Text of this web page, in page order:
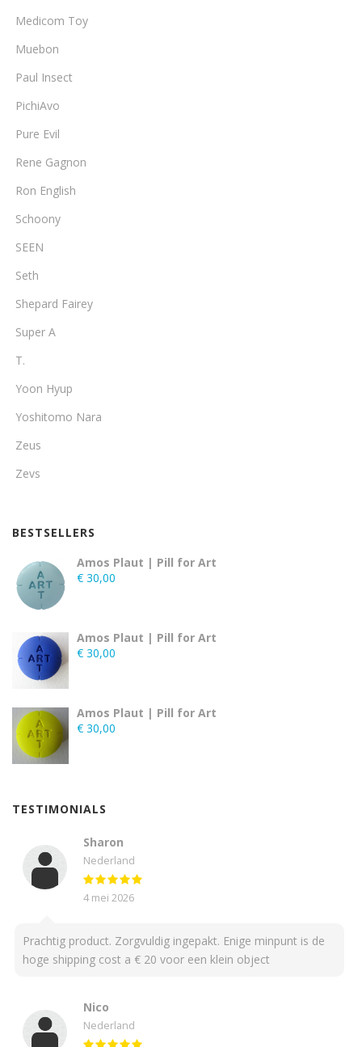
Medicom Toy
Muebon
Paul Insect
PichiAvo
Pure Evil
Rene Gagnon
Ron English
Schoony
SEEN
Seth
Shepard Fairey
Super A
T.
Yoon Hyup
Yoshitomo Nara
Zeus
Zevs
BESTSELLERS
Amos Plaut | Pill for Art
€ 30,00
Amos Plaut | Pill for Art
€ 30,00
Amos Plaut | Pill for Art
€ 30,00
TESTIMONIALS
Sharon
Nederland
4 mei 2026
Prachtig product. Zorgvuldig ingepakt. Enige minpunt is de
hoge shipping cost a € 20 voor een klein object
Nico
Nederland